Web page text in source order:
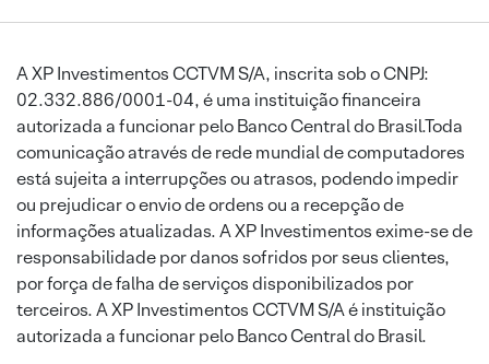
A XP Investimentos CCTVM S/A, inscrita sob o CNPJ:
02.332.886/0001-04, é uma instituição financeira
autorizada a funcionar pelo Banco Central do Brasil.Toda
comunicação através de rede mundial de computadores
está sujeita a interrupções ou atrasos, podendo impedir
ou prejudicar o envio de ordens ou a recepção de
informações atualizadas. A XP Investimentos exime-se de
responsabilidade por danos sofridos por seus clientes,
por força de falha de serviços disponibilizados por
terceiros. A XP Investimentos CCTVM S/A é instituição
autorizada a funcionar pelo Banco Central do Brasil.